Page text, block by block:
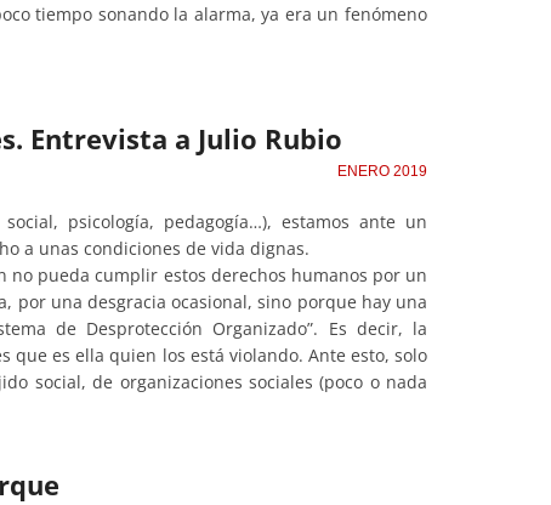
tiempo sonando la alarma, ya era un fenómeno
Entrevista a Julio Rubio
ENERO 2019
psicología, pedagogía…), estamos ante un
a unas condiciones de vida dignas.
no pueda cumplir estos derechos humanos por un
una desgracia ocasional, sino porque hay una
de Desprotección Organizado”. Es decir, la
que es ella quien los está violando. Ante esto, solo
social, de organizaciones sociales (poco o nada